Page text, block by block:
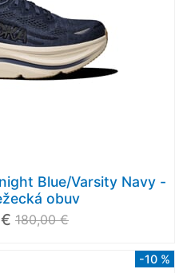
Blue/Varsity Navy -
obuv
180,00 €
-10 %